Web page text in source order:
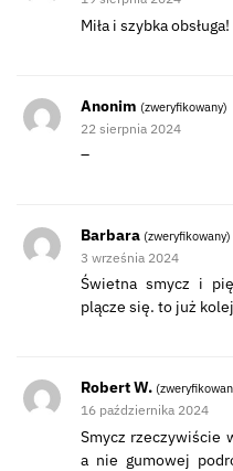
Miła i szybka
Anonim (zweryfikowany)
22 sierpnia 2024
–
Barbara (zweryfikowany)
3 września 2024
Świetna smycz i
plącze się. to już
Robert W.
16 października 2024
Smycz rzeczywiście
a nie gumowej